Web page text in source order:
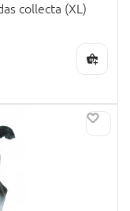
collecta (XL)